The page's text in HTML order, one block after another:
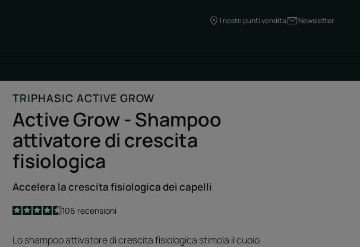
I nostri punti vendita Newsletter
TRIPHASIC ACTIVE GROW
Active Grow - Shampoo
attivatore di crescita
fisiologica
Accelera la crescita fisiologica dei capelli
4.6
/5
106 recensioni
Lo shampoo attivatore di crescita fisiologica stimola il cuoio